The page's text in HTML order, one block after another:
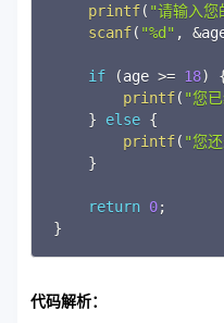
printf( "请输入
scanf( "%d" , &
if (age >= 18)
printf( "您
}
else {
printf( "您
}
return 0;
}
代码解析：